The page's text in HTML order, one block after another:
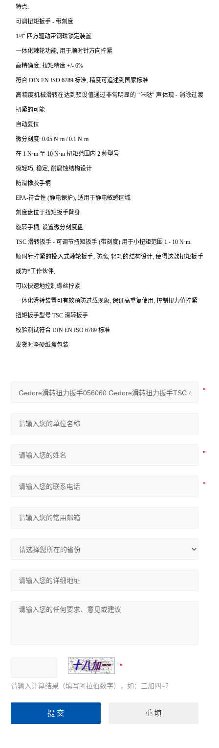
特点:
可调扭矩扳手 - 带刻度
1/4" 四方驱动带钢珠锁定装置
一体化棘轮功能, 用于顺时针方向拧紧
高精确度: 扭矩精度 +/- 6%
符合 DIN EN ISO 6789 标准, 精度可追述到国家标准
高精度机械滑转在达到预设值通过非常明显的 “咔哒" 声体现 - 消除过渡
扭紧的可能
自动复位
微分刻度: 0.05 N·m / 0.1 N·m
在 1 N·m 至 10 N·m 扭矩范围内 2 种型号
极轻巧, 稳定, 耐腐蚀结构设计
防滑橡胶手柄
EPA-符合性 (静电保护), 适用于静电敏感区域
刻度盘位于扭矩扳手臂身
旋转手柄, 设置微分刻度盘
TSC滑转扳手 - 可调节扭矩扳手 (带刻度) 用于小扭矩范围 1 - 10 N·m.
顺时针拧紧的投入式棘轮扳手, 防腐, 轻巧的结构设计, 使得这款扭矩扳手
成为*工作伙伴,
可以快速地控制螺丝拧紧
一体化滑转装置可有效预防过载现象, 保证高重复使用, 控制扭力值拧紧
扭矩扳手型号 TSC 滑转扳手
校验测试符合 DIN EN ISO 6789 标准
发货时坚硬纸盒包装
请输入计算结果（填写阿拉伯数字），如：三加四=7